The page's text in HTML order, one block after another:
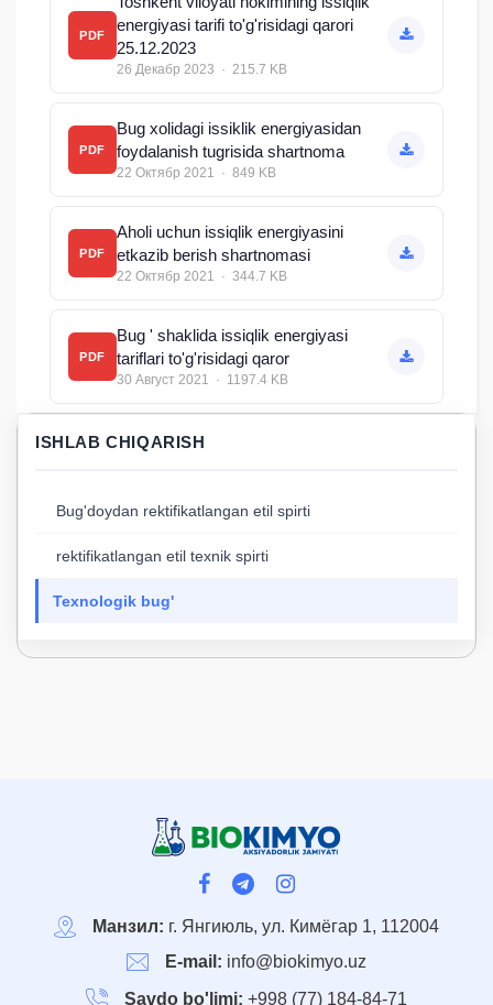
PDF
energiyasi tarifi to'g'risidagi qarori
25.12.2023
26 Декабр 2023 · 215.7 KB
PDF
Bug xolidagi issiklik energiyasidan
foydalanish tugrisida shartnoma
22 Октябр 2021 · 849 KB
PDF
Aholi uchun issiqlik energiyasini
etkazib berish shartnomasi
22 Октябр 2021 · 344.7 KB
PDF
Bug ' shaklida issiqlik energiyasi
tariflari to'g'risidagi qaror
30 Август 2021 · 1197.4 KB
ISHLAB CHIQARISH
Bug'doydan rektifikatlangan etil spirti
rektifikatlangan etil texnik spirti
Texnologik bug'
Манзил: г. Янгиюль, ул. Кимёгар 1, 112004
E-mail: info@biokimyo.uz
Savdo bo'limi: +998 (77) 184-84-71